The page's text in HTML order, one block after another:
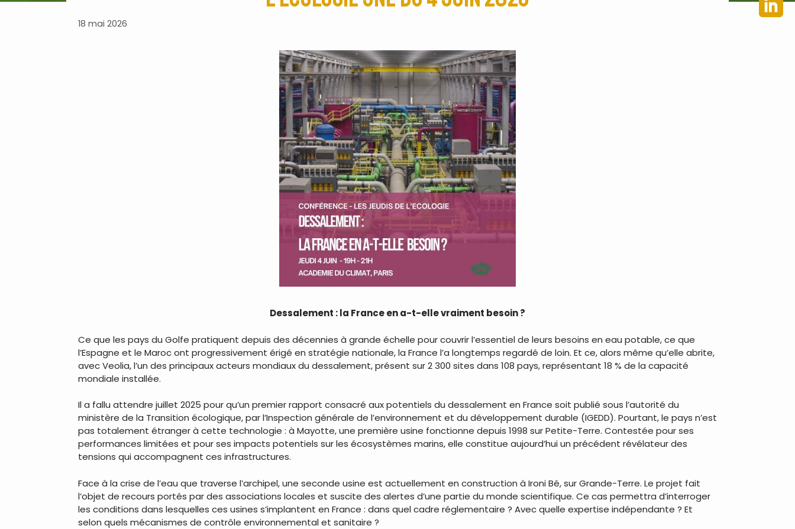
18 mai 2026
Dessalement : la France en a-t-elle vraiment besoin ?
Ce que les pays du Golfe pratiquent depuis des décennies à grande échelle pour couvrir l’essentiel de leurs besoins en eau potable, ce que
l’Espagne et le Maroc ont progressivement érigé en stratégie nationale, la France l’a longtemps regardé de loin. Et ce, alors même qu’elle abrite,
avec Veolia, l’un des principaux acteurs mondiaux du dessalement, présent sur 2 300 sites dans 108 pays, représentant 18 % de la capacité
mondiale installée.
Il a fallu attendre juillet 2025 pour qu’un premier rapport consacré aux potentiels du dessalement en France soit publié sous l’autorité du
ministère de la Transition écologique, par l’Inspection générale de l’environnement et du développement durable (IGEDD). Pourtant, le pays n’est
pas totalement étranger à cette technologie : à Mayotte, une première usine fonctionne depuis 1998 sur Petite-Terre. Contestée pour ses
performances limitées et pour ses impacts potentiels sur les écosystèmes marins, elle constitue aujourd’hui un précédent révélateur des
tensions qui accompagnent ces infrastructures.
Face à la crise de l’eau que traverse l’archipel, une seconde usine est actuellement en construction à Ironi Bé, sur Grande-Terre. Le projet fait
l’objet de recours portés par des associations locales et suscite des alertes d’une partie du monde scientifique. Ce cas permettra d’interroger
les conditions dans lesquelles ces usines s’implantent en France : dans quel cadre réglementaire ? Avec quelle expertise indépendante ? Et
selon quels mécanismes de contrôle environnemental et sanitaire ?